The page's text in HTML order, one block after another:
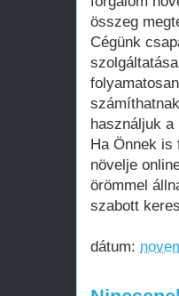
összeg
Cégünk
használjuk a
Ha Önnek is
növelje
örömmel
szabott
dátum: